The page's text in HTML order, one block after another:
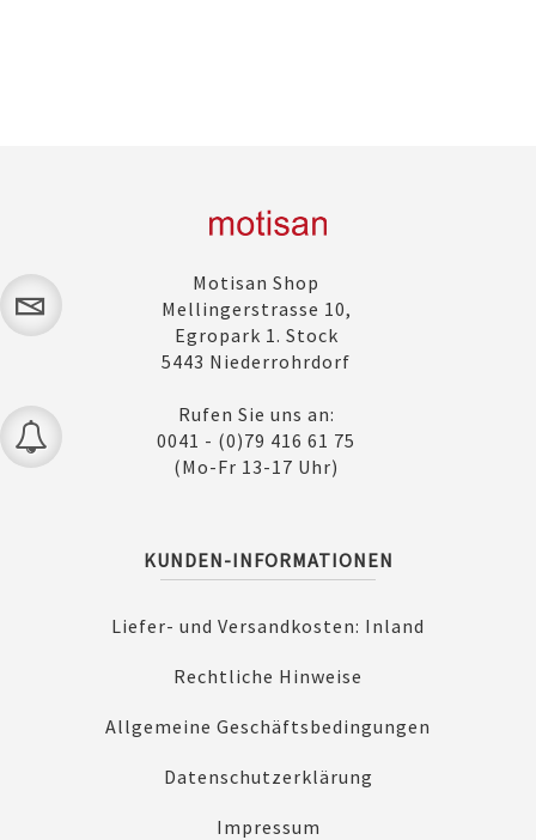
Motisan Shop
Mellingerstrasse 10,
Egropark 1. Stock
5443 Niederrohrdorf
Rufen Sie uns an:
0041 - (0)79 416 61 75
(Mo-Fr 13-17 Uhr)
KUNDEN-INFORMATIONEN
Liefer- und Versandkosten: Inland
Rechtliche Hinweise
Allgemeine Geschäftsbedingungen
Datenschutzerklärung
Impressum